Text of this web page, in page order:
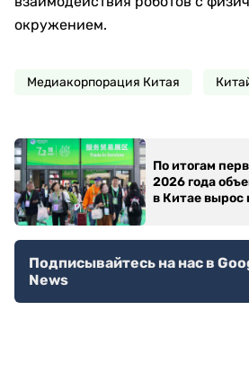
окружением.
Медиакорпорация Китая
По итогам
2026 года
в Китае вырос
Подписывайтесь на нас в
News